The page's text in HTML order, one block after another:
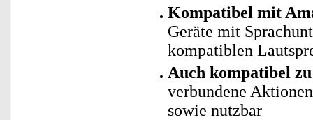
Kompatibel mit
Geräte mit
kompatiblen
Auch kompatibel
verbundene
sowie nutzbar